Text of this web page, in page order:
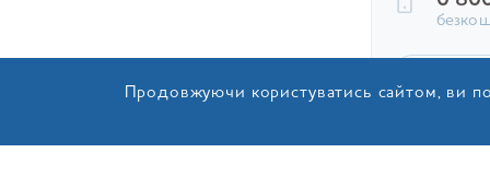
Продовжуючи користуватись сайтом, ви